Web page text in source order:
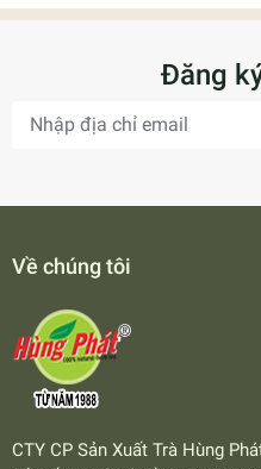
Ngày uống khoảng 4 gói.
CÁCH BẢO QUẢN
Bảo quản nơi khô ráo,
HẠN SỬ DỤNG
XUẤT XỨ
• Xuất xứ: Việt Nam
• Nhà sản xuất: Công ty
• Địa chỉ: 45 Bình Mỹ, xã
CAM KẾT
Đăng
Về chúng tôi
CTY CP Sản Xuất Trà Hùng